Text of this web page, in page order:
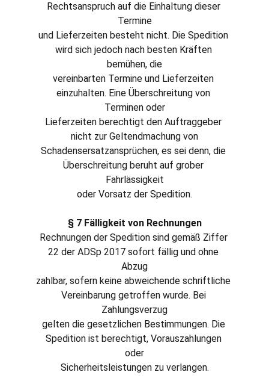
Rechtsanspruch auf die Einhaltung dieser
Termine
und Lieferzeiten besteht nicht. Die Spedition
wird sich jedoch nach besten Kräften
bemühen, die
vereinbarten Termine und Lieferzeiten
einzuhalten. Eine Überschreitung von
Terminen oder
Lieferzeiten berechtigt den Auftraggeber
nicht zur Geltendmachung von
Schadensersatzansprüchen, es sei denn, die
Überschreitung beruht auf grober
Fahrlässigkeit
oder Vorsatz der Spedition.
§ 7 Fälligkeit von Rechnungen
Rechnungen der Spedition sind gemäß Ziffer
22 der ADSp 2017 sofort fällig und ohne
Abzug
zahlbar, sofern keine abweichende schriftliche
Vereinbarung getroffen wurde. Bei
Zahlungsverzug
gelten die gesetzlichen Bestimmungen. Die
Spedition ist berechtigt, Vorauszahlungen
oder
Sicherheitsleistungen zu verlangen.